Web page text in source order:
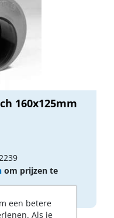
160x125mm
om prijzen te
een betere
Als je